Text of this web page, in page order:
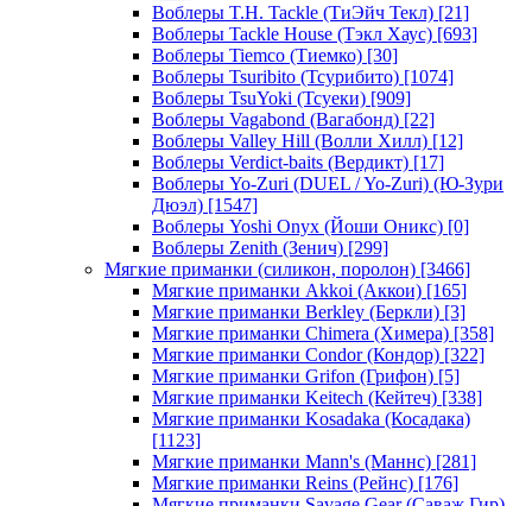
Воблеры T.H. Tackle (ТиЭйч Текл) [21]
Воблеры Tackle House (Тэкл Хаус) [693]
Воблеры Tiemco (Тиемко) [30]
Воблеры Tsuribito (Тсурибито) [1074]
Воблеры TsuYoki (Тсуеки) [909]
Воблеры Vagabond (Вагабонд) [22]
Воблеры Valley Hill (Волли Хилл) [12]
Воблеры Verdict-baits (Вердикт) [17]
Воблеры Yo-Zuri (DUEL / Yo-Zuri) (Ю-Зури
Дюэл) [1547]
Воблеры Yoshi Onyx (Йоши Оникс) [0]
Воблеры Zenith (Зенич) [299]
Мягкие приманки (силикон, поролон) [3466]
Мягкие приманки Akkoi (Аккои) [165]
Мягкие приманки Berkley (Беркли) [3]
Мягкие приманки Chimera (Химера) [358]
Мягкие приманки Condor (Кондор) [322]
Мягкие приманки Grifon (Грифон) [5]
Мягкие приманки Keitech (Кейтеч) [338]
Мягкие приманки Kosadaka (Косадака)
[1123]
Мягкие приманки Mann's (Маннс) [281]
Мягкие приманки Reins (Рейнс) [176]